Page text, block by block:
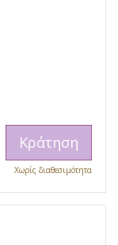
Κράτηση
Χωρίς διαθεσιμότητα